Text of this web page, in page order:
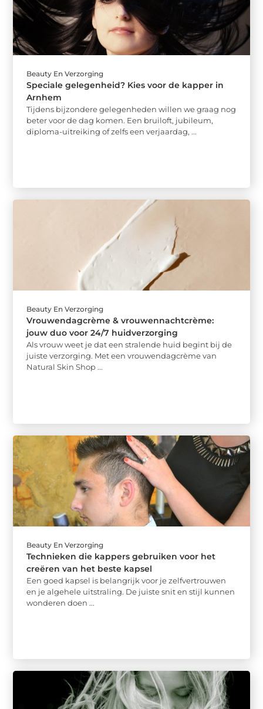
Beauty En Verzorging
Speciale gelegenheid? Kies voor de kapper in
Arnhem
Tijdens bijzondere gelegenheden willen we graag nog
beter voor de dag komen. Een bruiloft, jubileum,
diploma-uitreiking of zelfs een verjaardag, ...
Beauty En Verzorging
Vrouwendagcrème & vrouwennachtcrème:
jouw duo voor 24/7 huidverzorging
Als vrouw weet je dat een stralende huid begint bij de
juiste verzorging. Met een vrouwendagcrème van
Natural Skin Shop ...
Beauty En Verzorging
Technieken die kappers gebruiken voor het
creëren van het beste kapsel
Een goed kapsel is belangrijk voor je zelfvertrouwen
en je algehele uitstraling. De juiste snit en stijl kunnen
wonderen doen ...